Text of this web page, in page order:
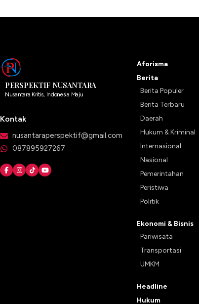
PERSPEKTIF NUSANTARA
Nusantara Kritis, Indonesia Maju
Kontak
nusantaraperspektif@gmail.com
087895927267
Aforisma
Berita
Berita Populer
Berita Terbaru
Daerah
Hukum & Kriminal
Internasional
Nasional
Pemerintahan
Peristiwa
Politik
Ekonomi & Bisnis
Pariwisata
Transportasi
UMKM
Headline
Hukum